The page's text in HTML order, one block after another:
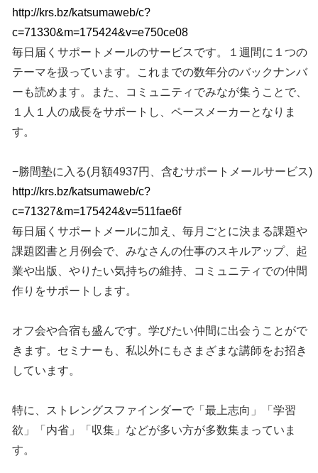
http://krs.bz/katsumaweb/c?
c=71330&m=175424&v=e750ce08
毎日届くサポートメールのサービスです。１週間に１つの
テーマを扱っています。これまでの数年分のバックナンバ
ーも読めます。また、コミュニティでみなが集うことで、
１人１人の成長をサポートし、ペースメーカーとなりま
す。
−勝間塾に入る(月額4937円、含むサポートメールサービス)
http://krs.bz/katsumaweb/c?
c=71327&m=175424&v=511fae6f
毎日届くサポートメールに加え、毎月ごとに決まる課題や
課題図書と月例会で、みなさんの仕事のスキルアップ、起
業や出版、やりたい気持ちの維持、コミュニティでの仲間
作りをサポートします。
オフ会や合宿も盛んです。学びたい仲間に出会うことがで
きます。セミナーも、私以外にもさまざまな講師をお招き
しています。
特に、ストレングスファインダーで「最上志向」「学習
欲」「内省」「収集」などが多い方が多数集まっていま
す。